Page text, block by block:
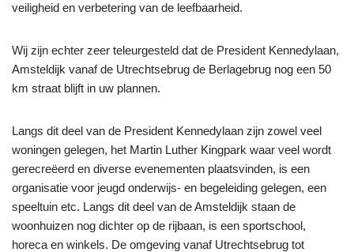
veiligheid en verbetering van de leefbaarheid.
Wij zijn echter zeer teleurgesteld dat de President Kennedylaan,
Amsteldijk vanaf de Utrechtsebrug de Berlagebrug nog een 50
km straat blijft in uw plannen.
Langs dit deel van de President Kennedylaan zijn zowel veel
woningen gelegen, het Martin Luther Kingpark waar veel wordt
gerecreëerd en diverse evenementen plaatsvinden, is een
organisatie voor jeugd onderwijs- en begeleiding gelegen, een
speeltuin etc. Langs dit deel van de Amsteldijk staan de
woonhuizen nog dichter op de rijbaan, is een sportschool,
horeca en winkels. De omgeving vanaf Utrechtsebrug tot